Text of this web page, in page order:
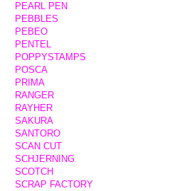
PEARL PEN
PEBBLES
PEBEO
PENTEL
POPPYSTAMPS
POSCA
PRIMA
RANGER
RAYHER
SAKURA
SANTORO
SCAN CUT
SCHJERNING
SCOTCH
SCRAP FACTORY